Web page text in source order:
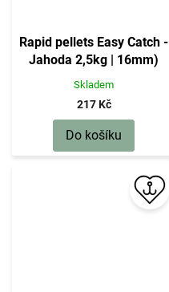
Rapid pellets Easy Catch -
Jahoda 2,5kg | 16mm)
Skladem
217 Kč
Do košíku